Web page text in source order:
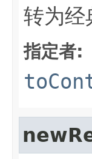
转为
指定者: